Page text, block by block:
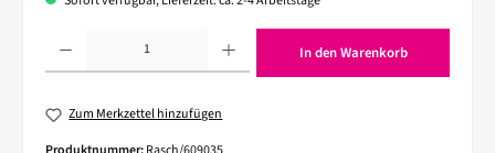
In den Warenkorb
Zum Merkzettel hinzufügen